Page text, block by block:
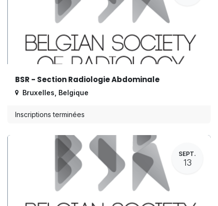
BSR - Section Radiologie Abdominale
Bruxelles Belgique
Inscriptions terminées
SEPT.
13